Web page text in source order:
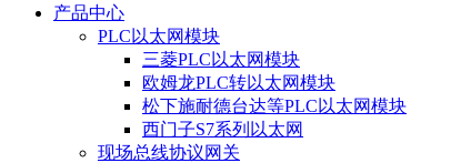
产品中心
PLC以太网模块
三菱PLC以太网模块
欧姆龙PLC转以太网模块
松下施耐德台达等PLC以太网模块
西门子S7系列以太网
现场总线协议网关